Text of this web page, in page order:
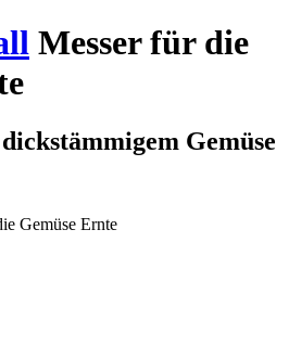
Messer für die
Gemüse
Gemüse Ernte